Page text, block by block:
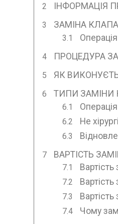
ІНФОРМАЦІЯ
ЗАМІНА
ПРОЦЕДУРА
ЯК
ТИПИ ЗАМІНИ
Не
ВАРТІСТЬ
Чому